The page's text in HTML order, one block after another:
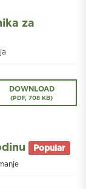
za
DOWNLOAD
(PDF, 708 KB)
Popular